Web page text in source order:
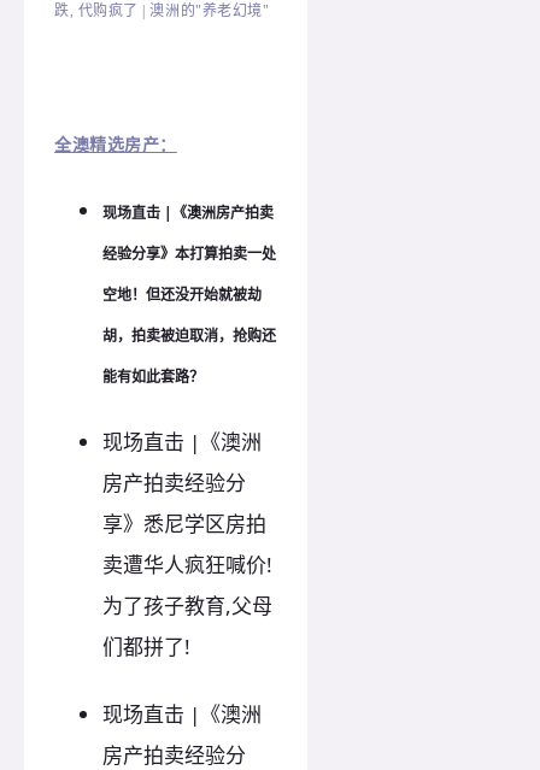
跌, 代购疯了 | 澳洲的"养老幻境"
全澳精选房产：
现场直击 |《澳洲房产拍卖
经验分享》本打算拍卖一处
空地！但还没开始就被劫
胡，拍卖被迫取消，抢购还
能有如此套路？
现场直击 |《澳洲
房产拍卖经验分
享》悉尼学区房拍
卖遭华人疯狂喊价!
为了孩子教育,父母
们都拼了!
现场直击 |《澳洲
房产拍卖经验分